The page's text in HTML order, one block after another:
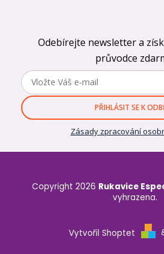
Odebírejte newsletter a
průvodce
PŘIHLÁSIT SE K
Zásady zpracování
Vytvořil Shoptet
Copyright 2026 Rukavice
vyhrazena.